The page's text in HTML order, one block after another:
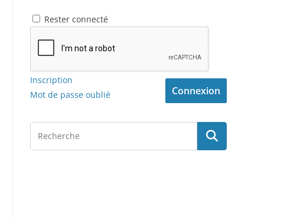
Rester connecté
Connexion
Inscription
Mot de passe oublié